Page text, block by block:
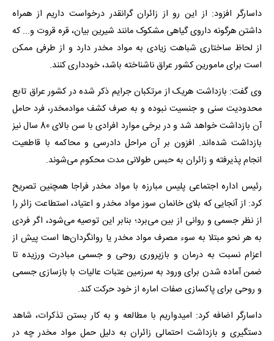
داسارگر افزود: از این رو از زائران گرانقدر درخواست داریم از همراه
داشتن هرگونه داروی گیاهی مشکوک مانند شیرین بیان، قره قروت و... که
از لحاظ ساختاری شباهت زیادی به مواد مخدر دارد و از طرفی ممکن
است برای مامورین کشور عراق ناشناخته باشد، خودداری کنند.
وی گفت: بازداشت هریک از مرتکبان جرایم ذکر شده در کشور عراق تابع
محدودیت سنی و جنسیت نبوده و به صرف کشف موادمخدر، فرد حامل
آن بازداشت خواهد شد و در برخی موارد افرادی با سن بالای 80 سال نیز
بازداشت شده‌اند. افزون بر آن مراحل دادرسی و محاکمه با قاطعیت
انجام پذیرفته و زائران به حبس طولانی مدت محکوم می‌شوند.
رئیس اداره اجتماعی پلیس مبارزه با مواد مخدر فراجا همچنین تصریح
کرد: از آنجایی که بلای خانمان سوز مواد مخدر و اعتیاد، استطاعت زائر را
از نظر جسمی و روانی از بین می‌برد؛ بنابر این توصیه می‌شود، اگر فردی
به هر نحو مبتلا به سوء مصرف مواد مخدر یا روانگردان‌ها است پیش از
اعزام نسبت به درمان و بازپروری روحی و جسمی مبادرت ورزیده تا
ضمن آماده شدن برای ورود به سرزمین عتبات عالیات با بازسازی جسمی
و روحی برای پاکسازی صفات اماره از خود حرکت کند.
داسارگر اضافه کرد: امیدواریم با مطالعه و به کار بستن تذکرات، شاهد
دستگیری و بازداشت احتمالی زائران به دلیل حمل مواد مخدر چه در